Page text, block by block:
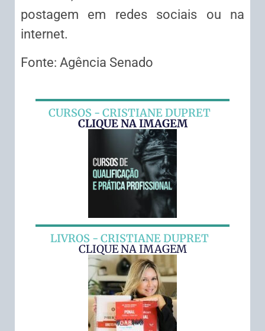
postagem em redes sociais ou na
internet.
Fonte: Agência Senado
CURSOS - CRISTIANE DUPRET
CLIQUE NA IMAGEM
LIVROS - CRISTIANE DUPRET
CLIQUE NA IMAGEM